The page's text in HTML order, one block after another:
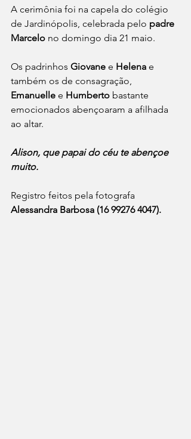
A cerimônia foi na capela do colégio
de Jardinópolis, celebrada pelo padre
Marcelo no domingo dia 21 maio.
Os padrinhos Giovane e Helena e
também os de consagração,
Emanuelle e Humberto bastante
emocionados abençoaram a afilhada
ao altar.
Alison, que papai do céu te abençoe
muito.
Registro feitos pela fotografa
Alessandra Barbosa (16 99276 4047).